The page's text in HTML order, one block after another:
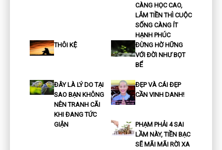
CÀNG HỌC CAO,
LẮM TIỀN THÌ CUỘC
SỐNG CÀNG ÍT
HẠNH PHÚC
THÔI KỆ
ĐỪNG HỜ HỮNG
VỚI ĐỜI NHƯ BỌT
BỂ
ĐÂY LÀ LÝ DO TẠI
SAO BẠN KHÔNG
NÊN TRANH CÃI
KHI ĐANG TỨC
GIẬN
ĐẸP VÀ CÁI ĐẸP
CẦN VINH DANH!
PHẠM PHẢI 4 SAI
LẦM NÀY, TIỀN BẠC
SẼ MÃI MÃI RỜI XA